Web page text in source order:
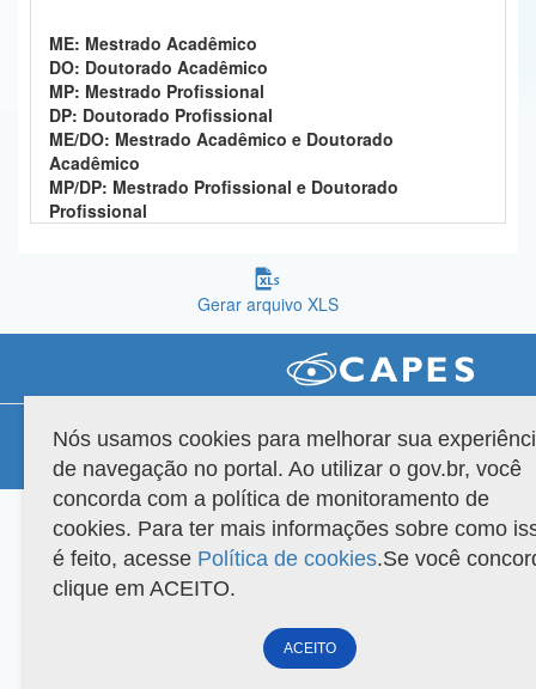
Advocacia-Geral da União
Banco Central do Brasil
Planalto
ME: Mestrado Acadêmico
DO: Doutorado Acadêmico
MP: Mestrado Profissional
DP: Doutorado Profissional
ME/DO: Mestrado Acadêmico e Doutorado
Acadêmico
MP/DP: Mestrado Profissional e Doutorado
Profissional
Gerar arquivo XLS
Versão do sistema: 3.88.9 Copyright 2022 Capes. Todos os direitos reservados.
Nós usamos cookies para melhorar sua
de navegação no portal. Ao utilizar o gov.br, você
concorda com a política de monitoramento de
cookies. Para ter mais informações sobre como
é feito, acesse Política de cookies.Se você
clique em ACEITO.
ACEITO